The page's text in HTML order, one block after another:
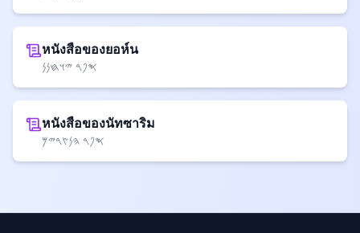
หนังสือของยอห์น
𐤎𐤐𐤓 𐤉𐤅𐤇𐤍𐤍
หนังสือของนัทซาริม
𐤎𐤐𐤓 𐤄𐤍𐤑𐤓𐤉𐤌